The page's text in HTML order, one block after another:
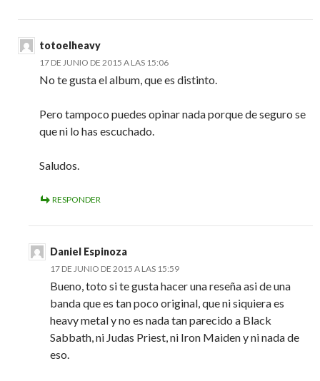
totoelheavy
17 DE JUNIO DE 2015 A LAS 15:06
No te gusta el album, que es distinto.
Pero tampoco puedes opinar nada porque de seguro se
que ni lo has escuchado.
Saludos.
RESPONDER
Daniel Espinoza
17 DE JUNIO DE 2015 A LAS 15:59
Bueno, toto si te gusta hacer una reseña asi de una
banda que es tan poco original, que ni siquiera es
heavy metal y no es nada tan parecido a Black
Sabbath, ni Judas Priest, ni Iron Maiden y ni nada de
eso.